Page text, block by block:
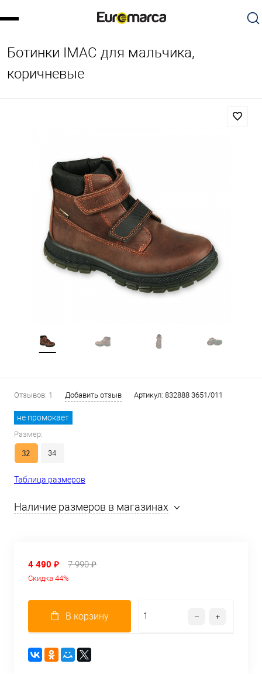
Ботинки IMAC для мальчика,
коричневые
Отзывов: 1 Добавить отзыв Артикул: 832888 3651/011
не промокает
Размер:
32 34
Таблица размеров
Наличие размеров в магазинах
4 490 ₽ 7 990 ₽
Скидка 44%
В корзину